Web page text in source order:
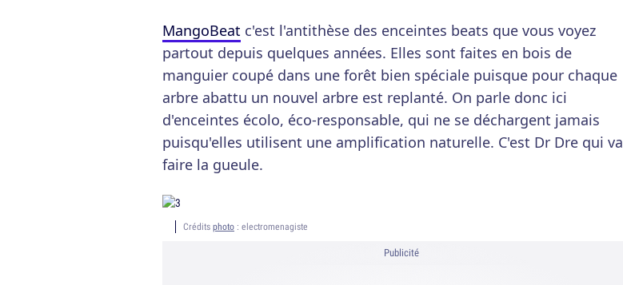
MangoBeat c'est l'antithèse des enceintes beats que vous voyez
partout depuis quelques années. Elles sont faites en bois de
manguier coupé dans une forêt bien spéciale puisque pour chaque
arbre abattu un nouvel arbre est replanté. On parle donc ici
d'enceintes écolo, éco-responsable, qui ne se déchargent jamais
puisqu'elles utilisent une amplification naturelle. C'est Dr Dre qui va
faire la gueule.
Crédits photo : electromenagiste
Publicité